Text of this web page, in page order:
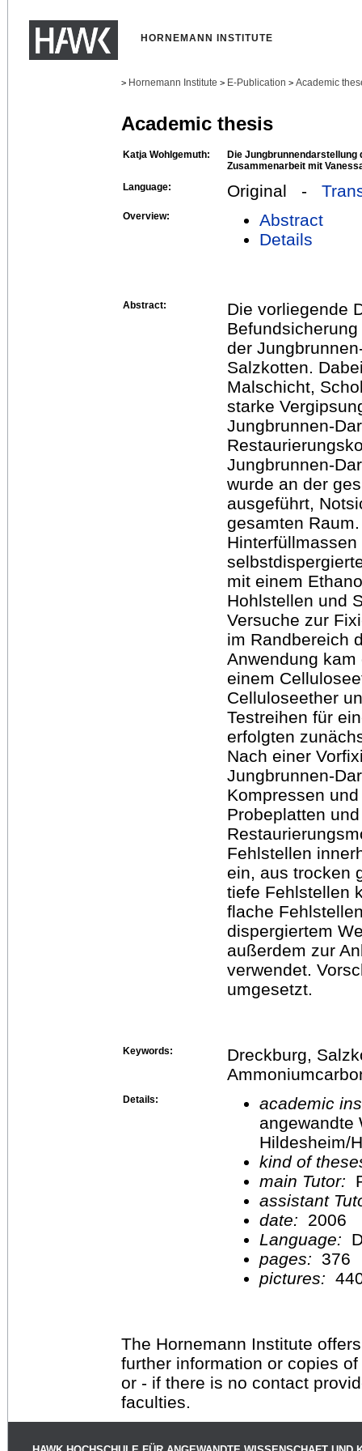
HORNEMANN INSTITUTE
> Hornemann Institute > E-Publication > Academic
Academic thesis
Katja Wohlgemuth:
Die Jungbrunnendarstellung
Zusammenarbeit mit
Language:
Original -
Overview:
Abstract
Details
Abstract:
Die vorliegende
der
Salzkotten.
Malschicht,
starke
Jungbrunnen-
Jungbrunnen-
wurde an der
ausgeführt,
gesamten
mit einem
Hohlstellen und
Versuche zur
im Randbereich
Anwendung
einem
Celluloseether
Testreihen für
erfolgten
Nach einer
Jungbrunnen-
Kompressen
Probeplatten
Fehlstellen
ein, aus trocken
tiefe Fehlstellen
flache
dispergiertem
außerdem zur
verwendet.
umgesetzt.
Keywords:
Dreckburg,
Details:
academic
angewandte
Hildesheim/
kind of
main Tutor:
assistant
date:
2006
Language:
pages: 376
pictures:
The Hornemann Institute
further information or copies
or - if there is no contact
faculties.